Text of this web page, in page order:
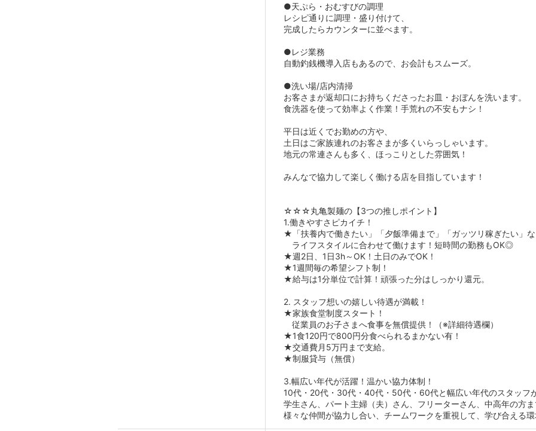
●天ぷら・おむすびの調理
レシピ通りに調理・盛り付けて、
完成したらカウンターに並べます。
●レジ業務
自動釣銭機導入店もあるので、お会計もスムーズ。
●洗い場/店内清掃
お客さまが返却口にお持ちくださったお皿・おぼんを洗います。
食洗器を使って効率よく作業！手荒れの不安もナシ！
平日は近くでお勤めの方や、
土日はご家族連れのお客さまが多くいらっしゃいます。
地元の常連さんも多く、ほっこりとした雰囲気！
みんなで協力して楽しく働ける店を目指しています！
☆☆☆丸亀製麺の【3つの推しポイント】
1.働きやすさピカイチ！
★「扶養内で働きたい」「夕飯準備まで」「ガッツリ稼ぎたい」
ライフスタイルに合わせて働けます！短時間の勤務もOK◎
★週2日、1日3h～OK！土日のみでOK！
★1週間毎の希望シフト制！
★給与は1分単位で計算！頑張った分はしっかり還元。
2. スタッフ想いの嬉しい待遇が満載！
★家族食堂制度スタート！
従業員のお子さまへ食事を無償提供！（※詳細待遇欄）
★1食120円で800円分食べられるまかない有！
★交通費月5万円まで支給。
★制服貸与（無償）
3.幅広い年代が活躍！温かい協力体制！
10代・20代・30代・40代・50代・60代と幅広い年代のスタッフ
学生さん、パート主婦（夫）さん、フリーターさん、中高年の方
様々な仲間が協力し合い、チームワークを重視して、学び合える